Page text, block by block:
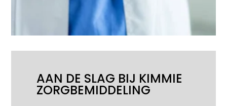
AAN DE SLAG BIJ KIMMIE
ZORGBEMIDDELING